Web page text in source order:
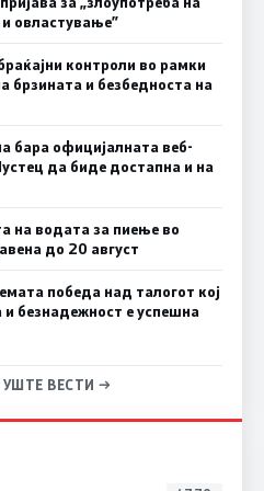
овластување”
контроли во рамки
брзината и безбедноста на
бара официјалната веб-
да биде достапна и на
на водата за пиење во
до 20 август
победа над талогот кој
и безнадежност е успешна
ВЕСТИ →